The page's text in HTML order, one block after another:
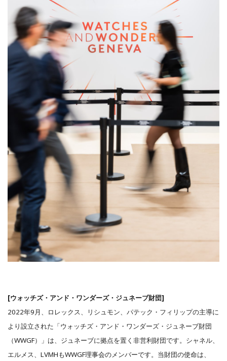
[ウォッチズ・アンド・ワンダーズ・ジュネーブ財団]
2022年9月、ロレックス、リシュモン、パテック・フィリップの主導に
より設立された「ウォッチズ・アンド・ワンダーズ・ジュネーブ財団
（WWGF）」は、ジュネーブに拠点を置く非営利財団です。シャネル、
エルメス、LVMHもWWGF理事会のメンバーです。当財団の使命は、